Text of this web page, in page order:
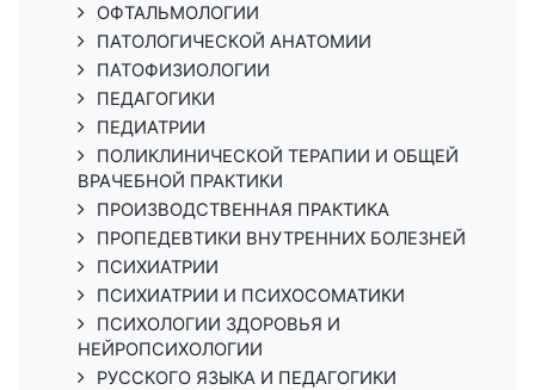
ОФТАЛЬМОЛОГИИ
ПАТОЛОГИЧЕСКОЙ АНАТОМИИ
ПАТОФИЗИОЛОГИИ
ПЕДАГОГИКИ
ПЕДИАТРИИ
ПОЛИКЛИНИЧЕСКОЙ ТЕРАПИИ И ОБЩЕЙ
ВРАЧЕБНОЙ ПРАКТИКИ
ПРОИЗВОДСТВЕННАЯ ПРАКТИКА
ПРОПЕДЕВТИКИ ВНУТРЕННИХ БОЛЕЗНЕЙ
ПСИХИАТРИИ
ПСИХИАТРИИ И ПСИХОСОМАТИКИ
ПСИХОЛОГИИ ЗДОРОВЬЯ И
НЕЙРОПСИХОЛОГИИ
РУССКОГО ЯЗЫКА И ПЕДАГОГИКИ